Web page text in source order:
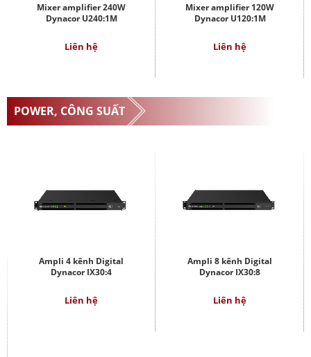
Mixer amplifier 240W
Dynacor U240:1M
Liên hệ
Mixer amplifier 120W
Dynacor U120:1M
Liên hệ
POWER, CÔNG SUẤT
Ampli 4 kênh Digital
Dynacor IX30:4
Liên hệ
Ampli 8 kênh Digital
Dynacor IX30:8
Liên hệ